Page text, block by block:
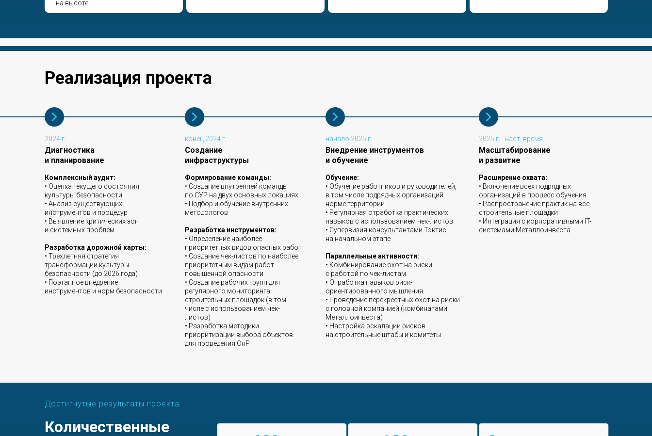
на высоте
Реализация проекта
Диагностика
и планирование
Комплексный аудит:
• Оценка текущего состояния
культуры безопасности
• Анализ существующих
инструментов и процедур
• Выявление критических зон
и системных проблем
Разработка дорожной карты:
• Трехлетняя стратегия
трансформации культуры
безопасности (до 2026 года)
• Поэтапное внедрение
инструментов и норм безопасности
Создание
инфраструктуры
Формирование команды:
• Создание внутренней команды
по СУР на двух основных локациях
• Подбор и обучение внутренних
методологов
Разработка инструментов:
• Определение наиболее
приоритетных видов опасных работ
• Создание чек-листов по наиболее
приоритетным видам работ
повышенной опасности
• Создание рабочих групп для
регулярного мониторинга
строительных площадок (в том
числе с использованием чек-
листов)
• Разработка методики
приоритизации выбора объектов
для проведения ОнР
Внедрение инструментов
и обучение
Обучение:
• Обучение работников и руководителей,
в том числе подрядных организаций
норме территории
• Регулярная отработка практических
навыков с использованием чек-листов
• Супервизия консультантами Тэктис
на начальном этапе
Параллельные активности:
• Комбинирование охот на риски
с работой по чек-листам
• Отработка навыков риск-
ориентированного мышления
• Проведение перекрестных охот на риски
с головной компанией (комбинатами
Металлоинвеста)
• Настройка эскалации рисков
на строительные штабы и комитеты
Масштабирование
и развитие
Расширение охвата:
• Включение всех подрядных
организаций в процесс обучения
• Распространение практик на все
строительные площадки
• Интеграция с корпоративными IT-
системами Металлоинвеста
2024 г. конец 2024 г. начало 2025 г. 2025 г. - наст. время
Достигнутые результаты проекта
Количественные